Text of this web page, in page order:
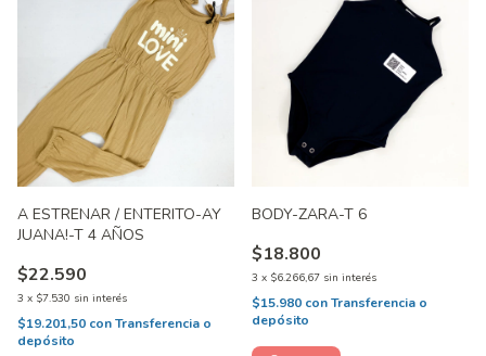
A ESTRENAR / ENTERITO-AY
JUANA!-T 4 AÑOS
$22.590
3 x $7.530 sin interés
$19.201,50 conTransferencia o
depósito
BODY-ZARA-T 6
$18.800
3 x $6.266,67 sin interés
$15.980 conTransferencia o
depósito